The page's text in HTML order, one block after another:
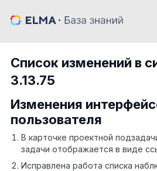
Список изменений в
3.13.75
Изменения
пользователя
В карточке проектной
задачи отображается в виде
Исправлена работа списка